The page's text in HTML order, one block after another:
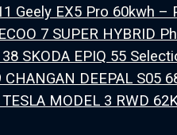
⁠Geely EX5 Pro 60kwh –
7 SUPER HYBRID
38 SKODA EPIQ 55
CHANGAN DEEPAL S05
TESLA MODEL 3 RWD